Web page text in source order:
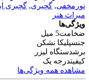
نورمخفی, گچبری, گچبری
میراث هنر
ویژگی‌ها
ضخامت5 میل
جنسپلیکا نشکن
برشدستگاه لیزر
کیفیتدرجه یک
مشاهده همه ویژگی‌ها